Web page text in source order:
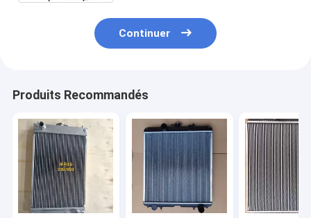
Continuer
Produits Recommandés